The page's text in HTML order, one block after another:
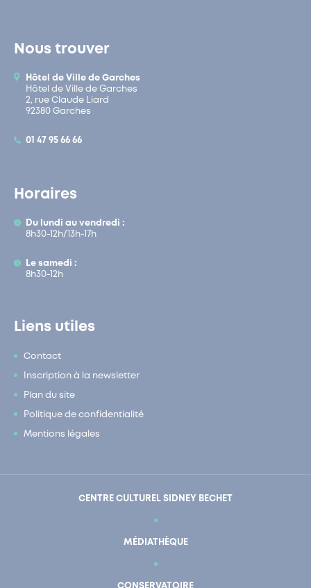
Nous trouver
Hôtel de Ville de Garches
Hôtel de Ville de Garches
2, rue Claude Liard
92380 Garches
01 47 95 66 66
Horaires
Du lundi au vendredi :
8h30-12h/13h-17h
Le samedi :
8h30-12h
Liens utiles
Contact
Inscription à la newsletter
Plan du site
Politique de confidentialité
Mentions légales
CENTRE CULTUREL SIDNEY BECHET
MÉDIATHÈQUE
CONSERVATOIRE